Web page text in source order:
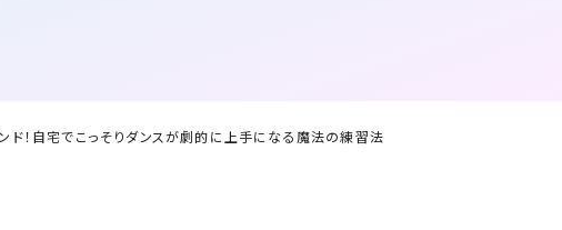
ド！自宅でこっそりダンスが劇的に上手になる魔法の練習法